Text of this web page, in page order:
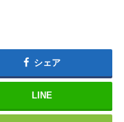
シェア
LINE